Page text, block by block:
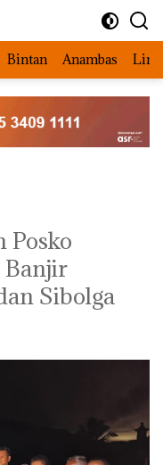
Bintan Anambas
Posko
Banjir
Sibolga